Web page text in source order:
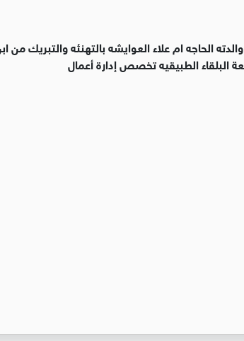
الحاجه ام علاء العوايشه بالتهنئه والتبريك
البلقاء الطبيقيه تخصص إدارة أعمال